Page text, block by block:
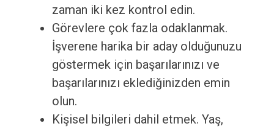
zaman iki kez kontrol edin.
Görevlere çok fazla odaklanmak.
İşverene harika bir aday olduğunuzu
göstermek için başarılarınızı ve
başarılarınızı eklediğinizden emin
olun.
Kişisel bilgileri dahil etmek. Yaş,